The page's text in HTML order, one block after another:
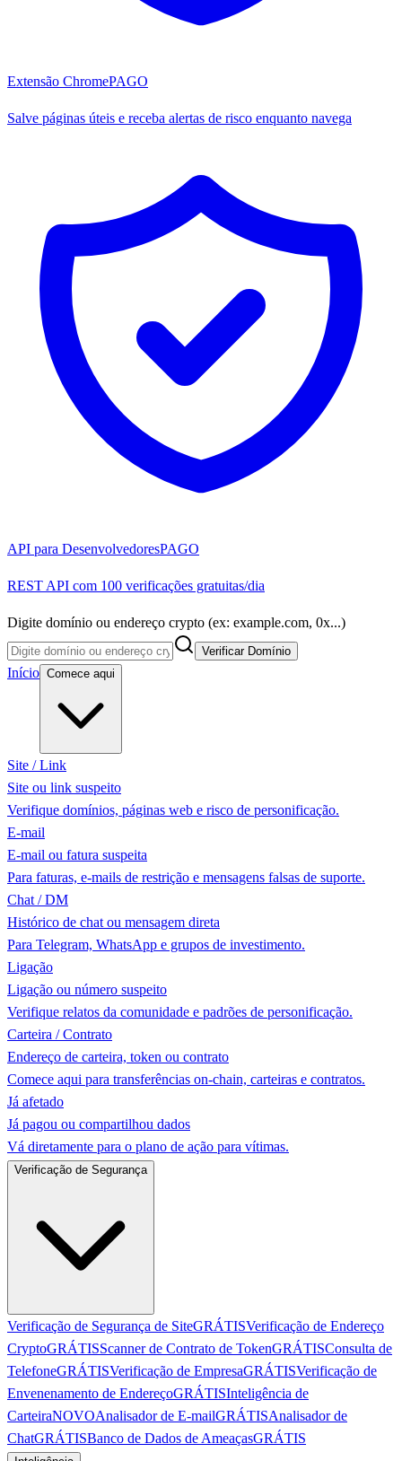
Extensão ChromePAGO
Salve páginas úteis e receba alertas de risco enquanto navega
API para DesenvolvedoresPAGO
REST API com 100 verificações gratuitas/dia
Digite domínio ou endereço crypto (ex: example.com, 0x...)
Verificar Domínio
Início Comece aqui
Site / Link
Site ou link suspeito
Verifique domínios, páginas web e risco de personificação.
E-mail
E-mail ou fatura suspeita
Para faturas, e-mails de restrição e mensagens falsas de suporte.
Chat / DM
Histórico de chat ou mensagem direta
Para Telegram, WhatsApp e grupos de investimento.
Ligação
Ligação ou número suspeito
Verifique relatos da comunidade e padrões de personificação.
Carteira / Contrato
Endereço de carteira, token ou contrato
Comece aqui para transferências on-chain, carteiras e contratos.
Já afetado
Já pagou ou compartilhou dados
Vá diretamente para o plano de ação para vítimas.
Verificação de Segurança
Verificação de Segurança de SiteGRÁTISVerificação de Endereço
CryptoGRÁTISScanner de Contrato de TokenGRÁTISConsulta de
TelefoneGRÁTISVerificação de EmpresaGRÁTISVerificação de
Envenenamento de EndereçoGRÁTISInteligência de
CarteiraNOVOAnalisador de E-mailGRÁTISAnalisador de
ChatGRÁTISBanco de Dados de AmeaçasGRÁTIS